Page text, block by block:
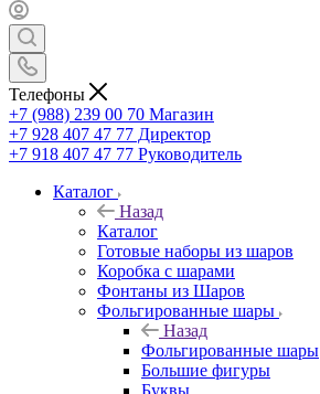
Телефоны
+7 (988) 239 00 70 Магазин
+7 928 407 47 77 Директор
+7 918 407 47 77 Руководитель
Каталог
Назад
Каталог
Готовые наборы из шаров
Коробка с шарами
Фонтаны из Шаров
Фольгированные шары
Назад
Фольгированные шары
Большие фигуры
Буквы